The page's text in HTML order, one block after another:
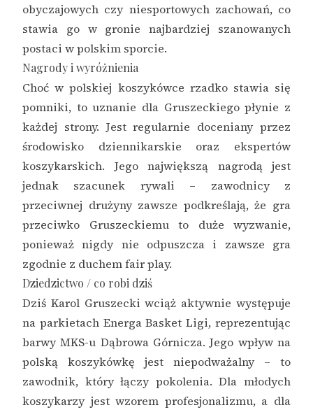
obyczajowych czy niesportowych zachowań, co
stawia go w gronie najbardziej szanowanych
postaci w polskim sporcie.
Nagrody i wyróżnienia
Choć w polskiej koszykówce rzadko stawia się
pomniki, to uznanie dla Gruszeckiego płynie z
każdej strony. Jest regularnie doceniany przez
środowisko dziennikarskie oraz ekspertów
koszykarskich. Jego największą nagrodą jest
jednak szacunek rywali – zawodnicy z
przeciwnej drużyny zawsze podkreślają, że gra
przeciwko Gruszeckiemu to duże wyzwanie,
ponieważ nigdy nie odpuszcza i zawsze gra
zgodnie z duchem fair play.
Dziedzictwo / co robi dziś
Dziś Karol Gruszecki wciąż aktywnie występuje
na parkietach Energa Basket Ligi, reprezentując
barwy MKS-u Dąbrowa Górnicza. Jego wpływ na
polską koszykówkę jest niepodważalny – to
zawodnik, który łączy pokolenia. Dla młodych
koszykarzy jest wzorem profesjonalizmu, a dla